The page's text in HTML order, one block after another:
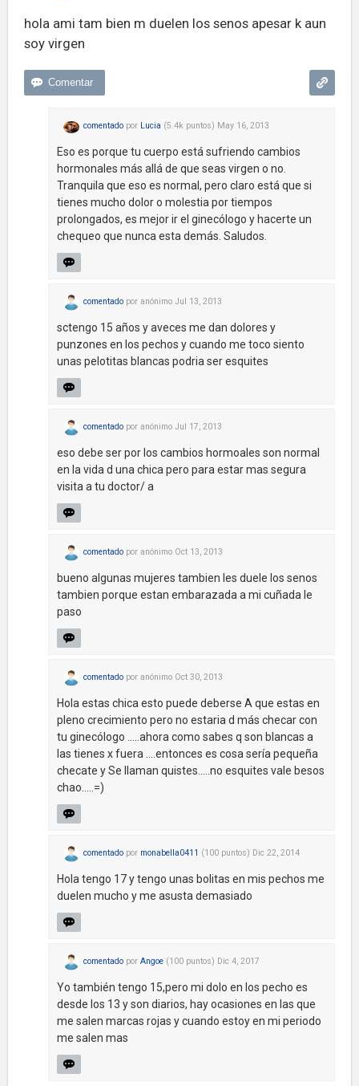
hola ami tam bien m duelen los senos apesar k aun
soy virgen
comentado por Lucia (5.4k puntos) May 16, 2013
Eso es porque tu cuerpo está sufriendo cambios
hormonales más allá de que seas virgen o no.
Tranquila que eso es normal, pero claro está que si
tienes mucho dolor o molestia por tiempos
prolongados, es mejor ir el ginecólogo y hacerte un
chequeo que nunca esta demás. Saludos.
comentado por anónimo Jul 13, 2013
sctengo 15 años y aveces me dan dolores y
punzones en los pechos y cuando me toco siento
unas pelotitas blancas podria ser esquites
comentado por anónimo Jul 17, 2013
eso debe ser por los cambios hormoales son normal
en la vida d una chica pero para estar mas segura
visita a tu doctor/ a
comentado por anónimo Oct 13, 2013
bueno algunas mujeres tambien les duele los senos
tambien porque estan embarazada a mi cuñada le
paso
comentado por anónimo Oct 30, 2013
Hola estas chica esto puede deberse A que estas en
pleno crecimiento pero no estaria d más checar con
tu ginecólogo .....ahora como sabes q son blancas a
las tienes x fuera ....entonces es cosa sería pequeña
checate y Se llaman quistes.....no esquites vale besos
chao.....=)
comentado por monabella0411 (100 puntos) Dic 22, 2014
Hola tengo 17 y tengo unas bolitas en mis pechos me
duelen mucho y me asusta demasiado
comentado por Angoe (100 puntos) Dic 4, 2017
Yo también tengo 15,pero mi dolo en los pecho es
desde los 13 y son diarios, hay ocasiones en las que
me salen marcas rojas y cuando estoy en mi periodo
me salen mas